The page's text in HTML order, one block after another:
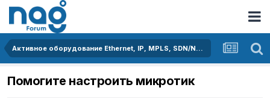
Активное оборудование Ethernet, IP, MPLS, SDN/NFV...
Помогите настроить микротик